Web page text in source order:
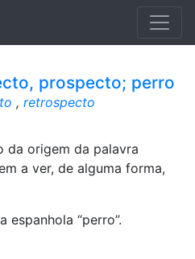
prospecto; perro
, retrospecto
da origem da palavra
a ver, de alguma forma,
espanhola “perro”.